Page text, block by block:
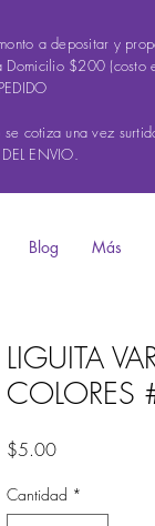
a depositar y
Domicilio $200 (costo
cotiza una vez
ENVIO.
Blog Más
LIGUITA
COLORES
$5.00Precio
Cantidad *